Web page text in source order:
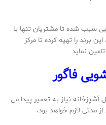
سبب شده تا مشتریان تنها با
برند را تهیه کرده تا مرکز
نماید
فاگور
نیاز به تعمیر پیدا می
مدتی لازم خواهد بود.